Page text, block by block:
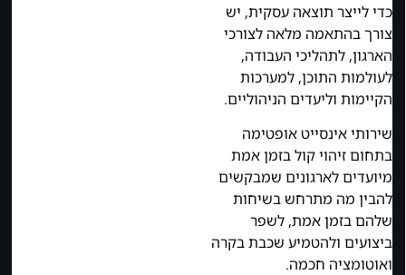
כדי לייצר תוצאה עסקית, יש
צורך בהתאמה מלאה לצורכי
הארגון, לתהליכי העבודה,
לעולמות התוכן, למערכות
הקיימות וליעדים הניהוליים.
שירותי אינסייט אופטימה
בתחום זיהוי קול בזמן אמת
מיועדים לארגונים שמבקשים
להבין מה מתרחש בשיחות
שלהם בזמן אמת, לשפר
ביצועים ולהטמיע שכבת בקרה
ואוטומציה חכמה.